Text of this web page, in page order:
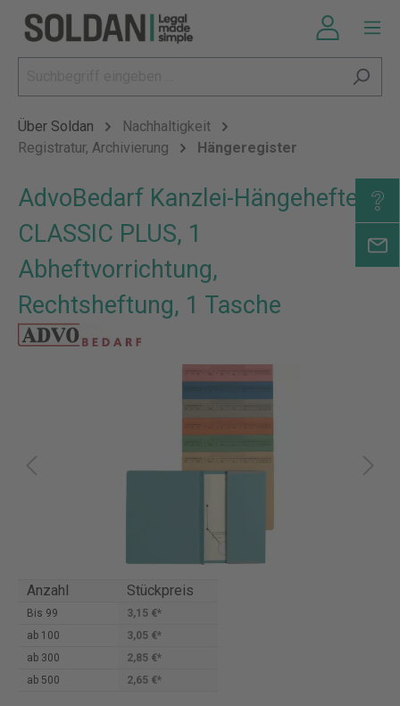
Über Soldan
Nachhaltigkeit
Registratur, Archivierung
Hängeregister
AdvoBedarf Kanzlei-Hängehefter
CLASSIC PLUS, 1
Abheftvorrichtung,
Rechtsheftung, 1 Tasche
Anzahl Stückpreis
Bis 99
3,15 €*
ab 100
3,05 €*
ab 300
2,85 €*
ab 500 2,65 €*